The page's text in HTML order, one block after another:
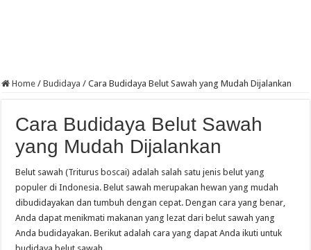
Home / Budidaya / Cara Budidaya Belut Sawah yang Mudah Dijalankan
Cara Budidaya Belut Sawah
yang Mudah Dijalankan
Belut sawah (Triturus boscai) adalah salah satu jenis belut yang
populer di Indonesia. Belut sawah merupakan hewan yang mudah
dibudidayakan dan tumbuh dengan cepat. Dengan cara yang benar,
Anda dapat menikmati makanan yang lezat dari belut sawah yang
Anda budidayakan. Berikut adalah cara yang dapat Anda ikuti untuk